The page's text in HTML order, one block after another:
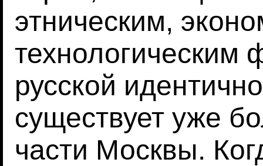
этническим,
технологическим
русской
существует уже
части Москвы.